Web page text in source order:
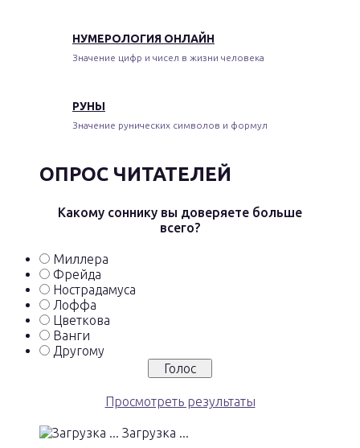
НУМЕРОЛОГИЯ ОНЛАЙН
Значение цифр и чисел в жизни человека
РУНЫ
Значение рунических символов и формул
ОПРОС ЧИТАТЕЛЕЙ
Какому соннику вы доверяете больше
всего?
Миллера
Фрейда
Нострадамуса
Лоффа
Цветкова
Ванги
Другому
Просмотреть результаты
Загрузка ...